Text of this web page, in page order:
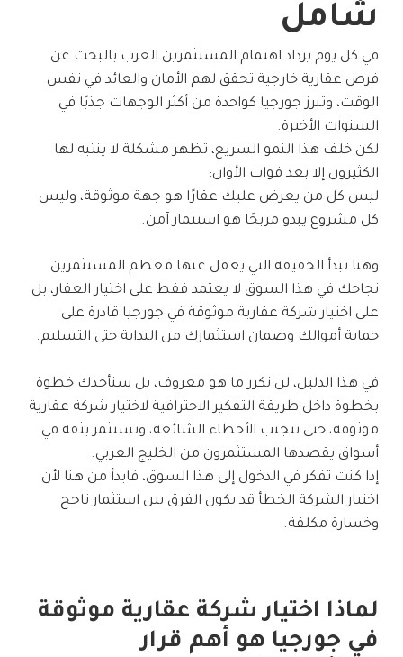
شامل
في كل يوم يزداد اهتمام المستثمرين العرب بالبحث عن
فرص عقارية خارجية تحقق لهم الأمان والعائد في نفس
الوقت، وتبرز جورجيا كواحدة من أكثر الوجهات جذبًا في
السنوات الأخيرة.
لكن خلف هذا النمو السريع، تظهر مشكلة لا ينتبه لها
الكثيرون إلا بعد فوات الأوان:
ليس كل من يعرض عليك عقارًا هو جهة موثوقة، وليس
كل مشروع يبدو مربحًا هو استثمار آمن.
وهنا تبدأ الحقيقة التي يغفل عنها معظم المستثمرين
نجاحك في هذا السوق لا يعتمد فقط على اختيار العقار، بل
على اختيار شركة عقارية موثوقة في جورجيا قادرة على
حماية أموالك وضمان استثمارك من البداية حتى التسليم.
في هذا الدليل، لن نكرر ما هو معروف، بل سنأخذك خطوة
بخطوة داخل طريقة التفكير الاحترافية لاختيار شركة عقارية
موثوقة، حتى تتجنب الأخطاء الشائعة، وتستثمر بثقة في
أسواق يقصدها المستثمرون من الخليج العربي.
إذا كنت تفكر في الدخول إلى هذا السوق، فابدأ من هنا لأن
اختيار الشركة الخطأ قد يكون الفرق بين استثمار ناجح
وخسارة مكلفة.
لماذا اختيار شركة عقارية موثوقة
في جورجيا هو أهم قرار